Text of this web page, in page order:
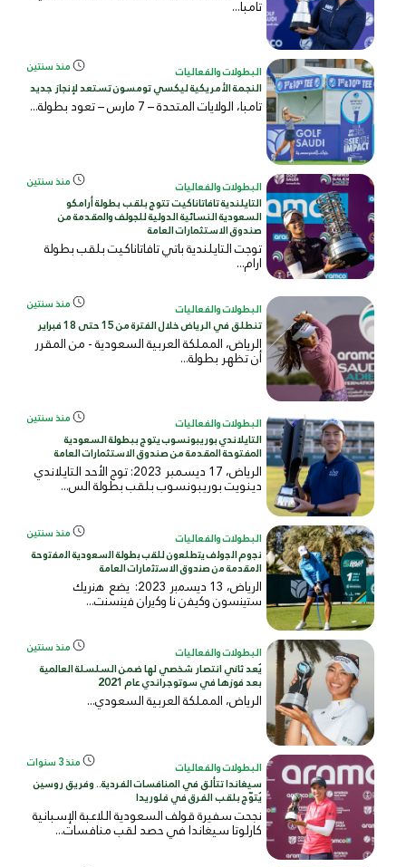
تامبا...
البطولات والفعاليات منذ سنتين
النجمة الأمريكية ليكسي تومسون تستعد لإنجاز جديد
تامبا، الولايات المتحدة – 7 مارس – تعود بطولة...
البطولات والفعاليات منذ سنتين
التايلندية تافاتاناكيت تتوج بلقب بطولة أرامكو
السعودية النسائية الدولية للجولف والمقدمة من
صندوق الاستثمارات العامة
توجت التايلندية باتي تافاتاناكيت بلقب بطولة
ارام...
البطولات والفعاليات منذ سنتين
تنطلق في الرياض خلال الفترة من 15 حتى 18 فبراير
الرياض، المملكة العربية السعودية - من المقرر
أن تظهر بطولة...
البطولات والفعاليات منذ سنتين
التايلاندي بوريبونسوب يتوج ببطولة السعودية
المفتوحة المقدمة من صندوق الاستثمارات العامة
الرياض، 17 ديسمبر 2023: توج الأحد التايلاندي
دينويت بوريبونسوب بلقب بطولة الس...
البطولات والفعاليات منذ سنتين
ﻧﺟوم اﻟﺟوﻟف ﯾﺗطﻠﻌون ﻟﻠﻘب ﺑطوﻟﺔ اﻟﺳﻌودﯾﺔ اﻟﻣﻔﺗوﺣﺔ
اﻟﻣﻘدﻣﺔ ﻣن ﺻﻧدوق اﻻﺳﺗﺛﻣﺎرات اﻟﻌﺎﻣﺔ
اﻟرﯾﺎض، 13 دﯾﺳﻣﺑر 2023: ﯾﺿﻊ ھﻧرﯾك
ﺳﺗﯾﻧﺳون وﻛﯾﻔن ﻧﺎ وﻛﯾران ﻓﯾﻧﺳﻧت...
البطولات والفعاليات منذ سنتين
يُعد ثاني انتصار شخصي لها ضمن السلسلة العالمية
بعد فوزها في سوتوجراندي عام 2021
الرياض، المملكة العربية السعودي...
البطولات والفعاليات منذ 3 سنوات
سيغاندا تتألق في المنافسات الفردية.. وفريق روسين
يُتوّج بلقب الفرق في فلوريدا
نجحت سفيرة قولف السعودية اللاعبة الإسبانية
كارلوتا سيغاندا في حصد لقب منافسات...